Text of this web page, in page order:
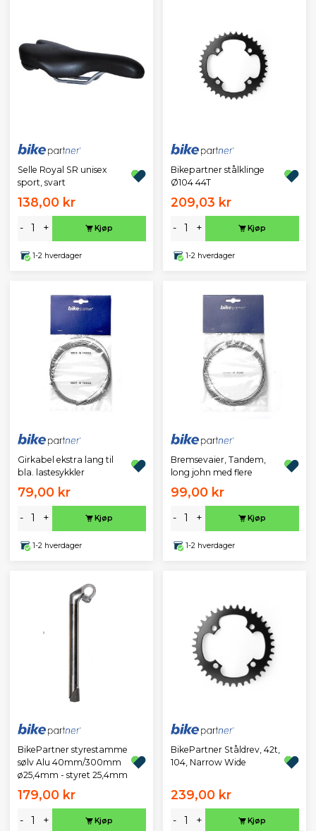
Selle Royal SR unisex
sport, svart
138,00 kr
- + Kjøp
1-2 hverdager
Bikepartner stålklinge
Ø104 44T
209,03 kr
- + Kjøp
1-2 hverdager
Girkabel ekstra lang til
bla. lastesykkler
79,00 kr
- + Kjøp
1-2 hverdager
Bremsevaier, Tandem,
long john med flere
99,00 kr
- + Kjøp
1-2 hverdager
BikePartner styrestamme
sølv Alu 40mm/300mm
ø25,4mm - styret 25,4mm
179,00 kr
- + Kjøp
BikePartner Ståldrev, 42t,
104, Narrow Wide
239,00 kr
- + Kjøp